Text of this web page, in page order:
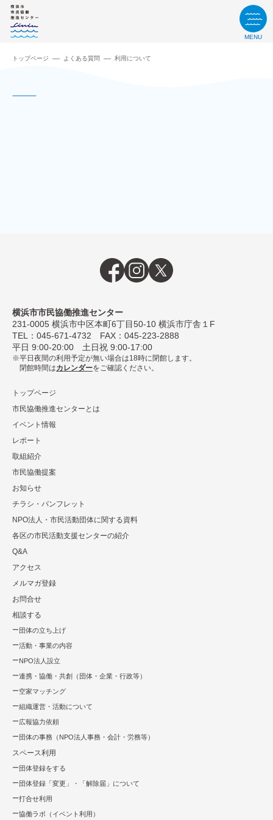
MENU
トップページ よくある質問 利⽤について
横浜市市民協働推進センター
231-0005 横浜市中区本町6丁⽬50-10 横浜市庁舎１F
TEL： 045-671-4732 FAX：045-223-2888
平⽇ 9:00-20:00 ⼟⽇祝 9:00-17:00
平日夜間の利用予定が無い場合は18時に閉館します。
閉館時間はカレンダーをご確認ください。
トップページ
市民協働推進センターとは
イベント情報
レポート
取組紹介
市⺠協働提案
お知らせ
チラシ・パンフレット
NPO法⼈・市⺠活動団体に関する資料
各区の市⺠活動⽀援センターの紹介
Q&A
アクセス
メルマガ登録
お問合せ
相談する
団体の立ち上げ
活動・事業の内容
NPO法⼈設⽴
連携・協働・共創（団体・企業・⾏政等）
空家マッチング
組織運営・活動について
広報協⼒依頼
団体の事務（NPO法人事務・会計・労務等）
スペース利用
団体登録をする
団体登録「変更」・「解除届」について
打合せ利用
協働ラボ（イベント利⽤）